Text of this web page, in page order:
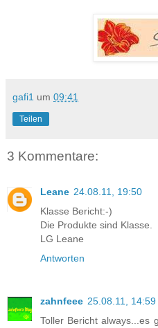
gafi1 um 09:41
Teilen
3 Kommentare:
Leane 24.08.11, 19:50
Klasse Bericht:-)
Die Produkte sind Klasse.
LG Leane
Antworten
zahnfeee 25.08.11, 14:59
Toller Bericht always...es